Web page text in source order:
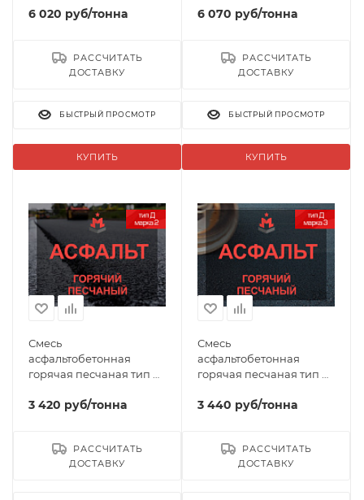
6 020 руб/тонна
КУПИТЬ
РАССЧИТАТЬ
ДОСТАВКУ
БЫСТРЫЙ ПРОСМОТР
6 070 руб/тонна
КУПИТЬ
РАССЧИТАТЬ
ДОСТАВКУ
БЫСТРЫЙ ПРОСМОТР
Смесь
асфальтобетонная
горячая песчаная тип Д
3 420 руб/тонна
РАССЧИТАТЬ
ДОСТАВКУ
Смесь
асфальтобетонная
горячая песчаная тип Д
3 440 руб/тонна
РАССЧИТАТЬ
ДОСТАВКУ